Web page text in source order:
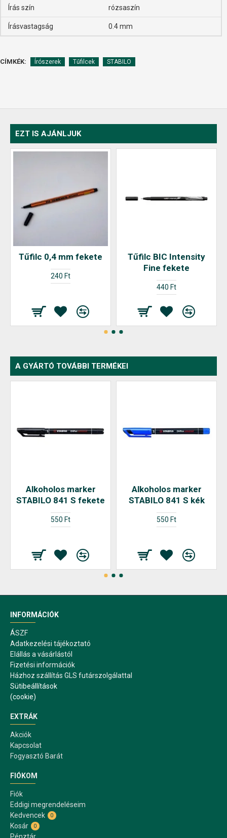
Írás szín rózsaszín
Írásvastagság 0.4 mm
CÍMKÉK: Írószerek Tűfilcek STABILO
EZT IS AJÁNLJUK
Tűfilc 0,4 mm fekete
240 Ft
Tűfilc BIC Intensity
Fine fekete
440 Ft
A GYÁRTÓ TOVÁBBI TERMÉKEI
Alkoholos marker
STABILO 841 S fekete
550 Ft
Alkoholos marker
STABILO 841 S kék
550 Ft
INFORMÁCIÓK
ÁSZF
Adatkezelési tájékoztató
Elállás a vásárlástól
Fizetési információk
Házhoz szállítás GLS futárszolgálattal
Sütibeállítások
(cookie)
EXTRÁK
Akciók
Kapcsolat
Fogyasztó Barát
FIÓKOM
Fiók
Eddigi megrendeléseim
Kedvencek
0
Kosár 0